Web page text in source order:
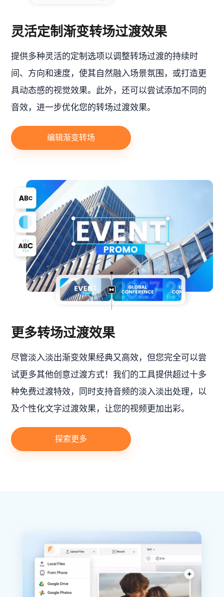
灵活定制渐变转场过渡效果
提供多种灵活的定制选项以调整转场过渡的持续时
间、方向和速度，使其自然融入场景氛围，或打造更
具动态感的视觉效果。此外，还可以尝试添加不同的
音效，进一步优化您的转场过渡效果。
编辑渐变转场
更多转场过渡效果
尽管淡入淡出渐变效果经典又高效，但您完全可以尝
试更多其他创意过渡方式！我们的工具提供超过十多
种免费过渡特效，同时支持音频的淡入淡出处理，以
及个性化文字过渡效果，让您的视频更加出彩。
探索更多